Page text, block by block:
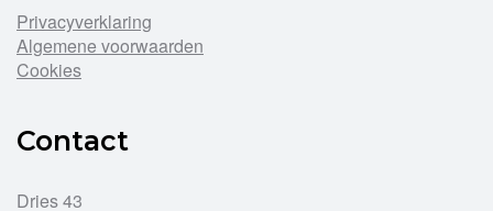
Privacyverklaring
Algemene voorwaarden
Cookies
Contact
Dries 43